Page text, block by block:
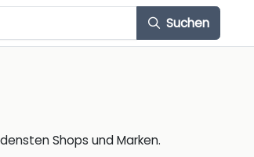
Suchen
Shops und Marken.